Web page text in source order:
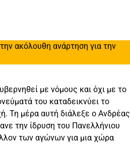
ακόλουθη ανάρτηση για την
με νόμους και όχι με το
του καταδεικνύει το
Τη μέρα αυτή διάλεξε ο Ανδρέας
την ίδρυση του Πανελλήνιου
των αγώνων για μια χώρα